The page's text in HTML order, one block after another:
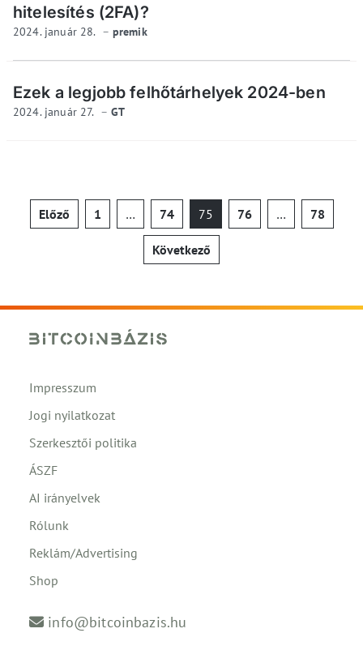
hitelesítés (2FA)?
2024. január 28. premik
Ezek a legjobb felhőtárhelyek 2024-ben
2024. január 27. GT
Bejegyzések
lapozása
Előző 1 … 74 75 76 … 78
Következő
Impresszum
Jogi nyilatkozat
Szerkesztői politika
ÁSZF
AI irányelvek
Rólunk
Reklám/Advertising
Shop
info@bitcoinbazis.hu